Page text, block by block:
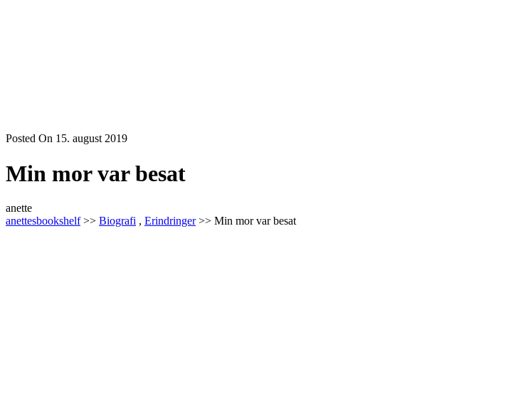
Posted On 15. august 2019
Min mor var besat
anette
anettesbookshelf>> Biografi , Erindringer>> Min mor var besat